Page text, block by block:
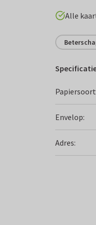
Alle
Envelop:
Adres: